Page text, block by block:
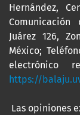
Hernández,
Juárez 126,
México;
electrónico
https://
Las opiniones